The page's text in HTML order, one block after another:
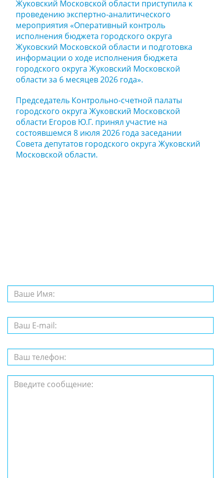
Жуковский Московской области приступила к
проведению экспертно-аналитического
мероприятия «Оперативный контроль
исполнения бюджета городского округа
Жуковский Московской области и подготовка
информации о ходе исполнения бюджета
городского округа Жуковский Московской
области за 6 месяцев 2026 года».
Председатель Контрольно-счетной палаты
городского округа Жуковский Московской
области Егоров Ю.Г. принял участие на
состоявшемся 8 июля 2026 года заседании
Совета депутатов городского округа Жуковский
Московской области.